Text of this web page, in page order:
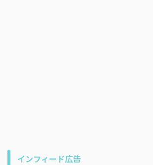
インフィード広告